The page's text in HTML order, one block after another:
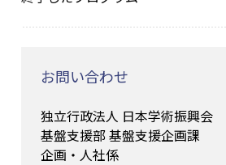
お問い合わせ
独立行政法人 日本学術振興会
基盤支援部 基盤支援企画課
企画・人社係